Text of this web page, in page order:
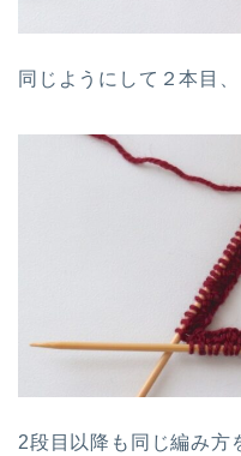
同じようにして２本目
2段目以降も同じ編み方